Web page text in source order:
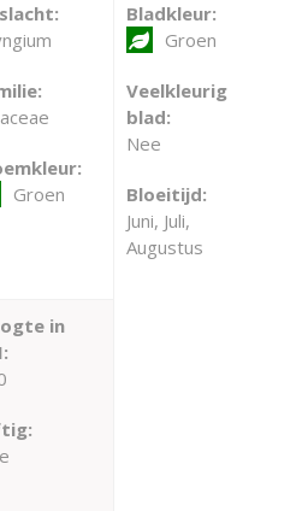
Groen
Bladkleur:
Groen
Veelkleurig
blad:
Nee
Bloeitijd:
Juni, Juli,
Augustus
in